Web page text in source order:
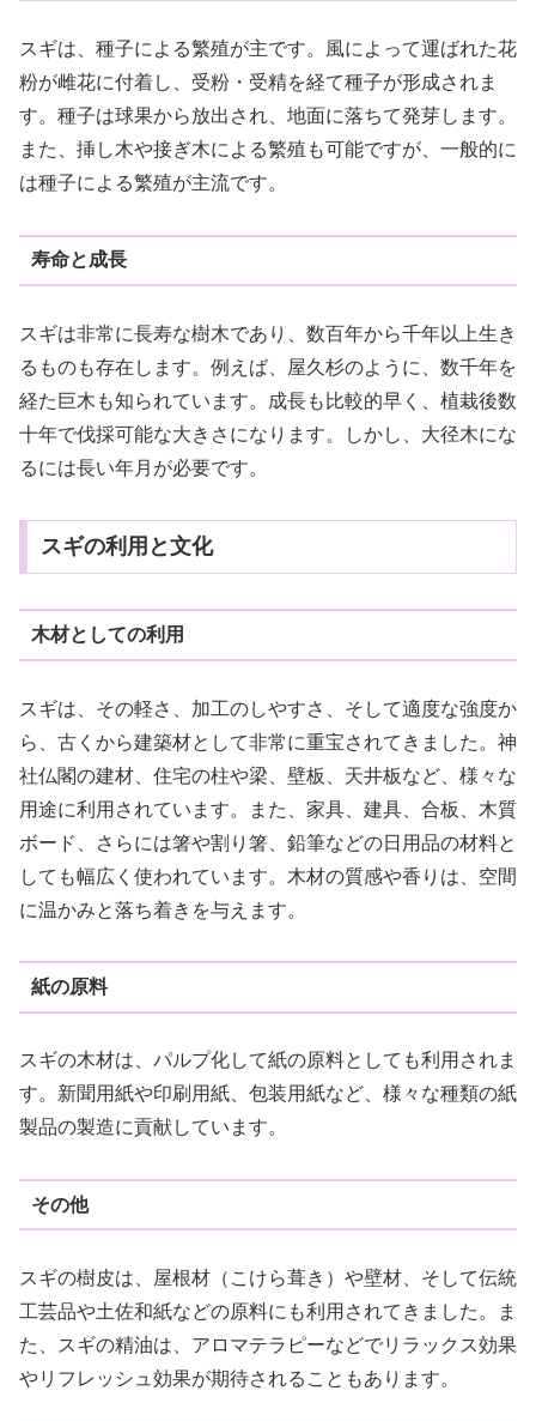
スギは、種子による繁殖が主です。風によって運ばれた花
粉が雌花に付着し、受粉・受精を経て種子が形成されま
す。種子は球果から放出され、地面に落ちて発芽します。
また、挿し木や接ぎ木による繁殖も可能ですが、一般的に
は種子による繁殖が主流です。
寿命と成長
スギは非常に長寿な樹木であり、数百年から千年以上生き
るものも存在します。例えば、屋久杉のように、数千年を
経た巨木も知られています。成長も比較的早く、植栽後数
十年で伐採可能な大きさになります。しかし、大径木にな
るには長い年月が必要です。
スギの利用と文化
木材としての利用
スギは、その軽さ、加工のしやすさ、そして適度な強度か
ら、古くから建築材として非常に重宝されてきました。神
社仏閣の建材、住宅の柱や梁、壁板、天井板など、様々な
用途に利用されています。また、家具、建具、合板、木質
ボード、さらには箸や割り箸、鉛筆などの日用品の材料と
しても幅広く使われています。木材の質感や香りは、空間
に温かみと落ち着きを与えます。
紙の原料
スギの木材は、パルプ化して紙の原料としても利用されま
す。新聞用紙や印刷用紙、包装用紙など、様々な種類の紙
製品の製造に貢献しています。
その他
スギの樹皮は、屋根材（こけら葺き）や壁材、そして伝統
工芸品や土佐和紙などの原料にも利用されてきました。ま
た、スギの精油は、アロマテラピーなどでリラックス効果
やリフレッシュ効果が期待されることもあります。